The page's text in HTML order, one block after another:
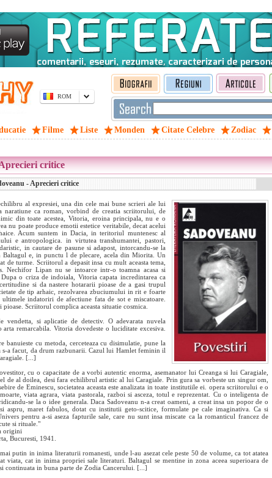
ROM
Filme Liste Monden Citate Celebre Zodiac
critice
- Aprecieri critice
al expresiei, una din cele mai bune scrieri ale lui
naratiune ca roman, vorbind de creatia scriitorului, de
din toate acestea, Vitoria, eroina principala, nu e o
nu poate produce emotii estetice veritabile, decat acelui
Acum suntem in Dacia, in teritoriul muntenesc al
e antropologica. in virtutea transhumantei, pastori,
in cautare de pasune si adapost, intorcandu-se la
Baltagul e, in punctu l de plecare, acela din Miorita. Un
de turme. Scriitorul a depasit insa cu mult aceasta tema,
Nechifor Lipan nu se intoarce intr-o toamna acasa si
o criza de indoiala, Vitoria capata incredintarea ca
si da nastere hotararii pioase de a gasi trupul
de tip arhaic, rezolvarea zbuciumului in rit e foarte
indatoriri de afectiune fata de sot e miscatoare.
Scriitorul complica aceasta situatie cosmica.
si aplicatie de detectiv. O adevarata nuvela
remarcabila. Vitoria dovedeste o luciditate excesiva.
cu metoda, cerceteaza cu disimulatie, pune la
s-a facut, da drum razbunarii. Cazul lui Hamlet feminin il
[...]
cu o capacitate de a vorbi autentic enorma, asemanator lui Creanga si lui Caragiale,
de al doilea, desi fara echilibrul artistic al lui Caragiale. Prin gura sa vorbeste un singur om,
de Eminescu, societatea aceasta este analizata in toate institutiile ei. opera scriitorului e o
viata agrara, viata pastorala, razboi si asceza, totul e reprezentat. Cu o inteligenta de
se la o idee generala. Daca Sadoveanu n-a creat oameni, a creat insa un popor de o
aspru, maret fabulos, dotat cu institutii geto-scitice, formulate pe cale imaginativa. Ca si
pentru a-si aseza fapturile sale, care nu sunt insa miscate ca la romanticul francez de
si rituale."
origini
Bucuresti, 1941.
putin in inima literaturii romanesti, unde l-au asezat cele peste 50 de volume, ca tot atatea
viata, cat in inima propriei sale literaturi. Baltagul se mentine in zona aceea superioara de
continuata in buna parte de Zodia Cancerului. [...]